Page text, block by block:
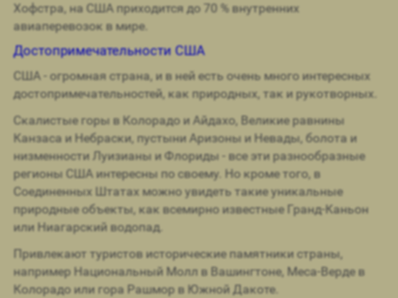
Хофстра, на США приходится до 70 % внутренних
авиаперевозок в мире.
Достопримечательности США
США - огромная страна, и в ней есть очень много интересных
достопримечательностей, как природных, так и рукотворных.
Скалистые горы в Колорадо и Айдахо, Великие равнины
Канзаса и Небраски, пустыни Аризоны и Невады, болота и
низменности Луизианы и Флориды - все эти разнообразные
регионы США интересны по своему. Но кроме того, в
Соединенных Штатах можно увидеть такие уникальные
природные объекты, как всемирно известные Гранд-Каньон
или Ниагарский водопад.
Привлекают туристов исторические памятники страны,
например Национальный Молл в Вашингтоне, Меса-Верде в
Колорадо или гора Рашмор в Южной Дакоте.